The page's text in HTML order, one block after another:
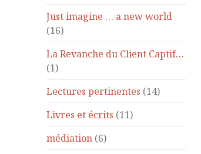
Just imagine … a new world
(16)
La Revanche du Client Captif…
(1)
Lectures pertinentes (14)
Livres et écrits (11)
médiation (6)